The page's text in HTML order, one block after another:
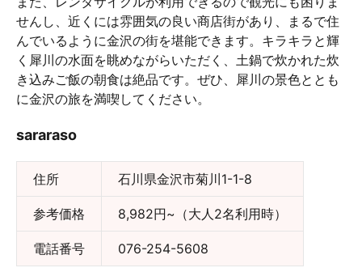
せんし、近くには雰囲気の良い商店街があり、まるで住
んでいるように金沢の街を堪能できます。キラキラと輝
く犀川の水面を眺めながらいただく、土鍋で炊かれた炊
き込みご飯の朝食は絶品です。ぜひ、犀川の景色ととも
に金沢の旅を満喫してください。
sararaso
住所 石川県金沢市菊川1-1-8
参考価格 8,982円~（大人2名利用時）
電話番号 076-254-5608